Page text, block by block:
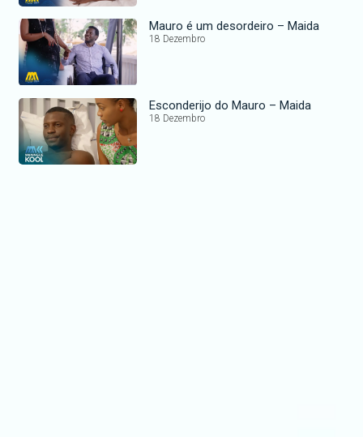
Mauro é um desordeiro – Maida
18 Dezembro
Esconderijo do Mauro – Maida
18 Dezembro